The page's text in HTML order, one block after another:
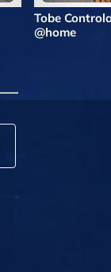
Tobe
@home